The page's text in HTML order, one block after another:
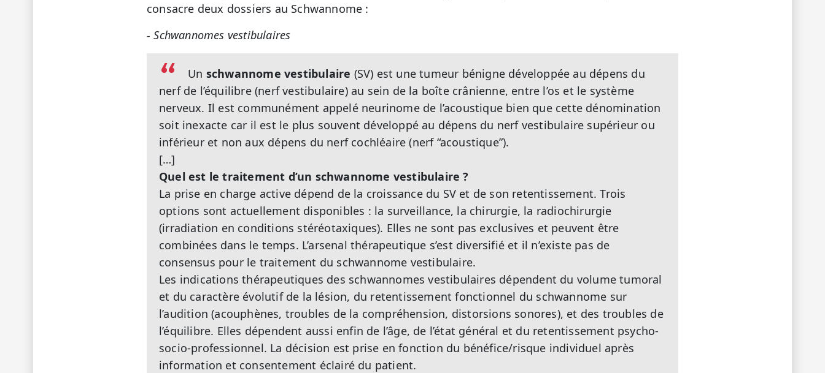
consacre deux dossiers au Schwannome :
- Schwannomes vestibulaires
Un schwannome vestibulaire (SV) est une tumeur bénigne développée au dépens du
nerf de l’équilibre (nerf vestibulaire) au sein de la boîte crânienne, entre l’os et le système
nerveux. Il est communément appelé neurinome de l’acoustique bien que cette dénomination
soit inexacte car il est le plus souvent développé au dépens du nerf vestibulaire supérieur ou
inférieur et non aux dépens du nerf cochléaire (nerf “acoustique”).
[…]
Quel est le traitement d’un schwannome vestibulaire ?
La prise en charge active dépend de la croissance du SV et de son retentissement. Trois
options sont actuellement disponibles : la surveillance, la chirurgie, la radiochirurgie
(irradiation en conditions stéréotaxiques). Elles ne sont pas exclusives et peuvent être
combinées dans le temps. L’arsenal thérapeutique s’est diversifié et il n’existe pas de
consensus pour le traitement du schwannome vestibulaire.
Les indications thérapeutiques des schwannomes vestibulaires dépendent du volume tumoral
et du caractère évolutif de la lésion, du retentissement fonctionnel du schwannome sur
l’audition (acouphènes, troubles de la compréhension, distorsions sonores), et des troubles de
l’équilibre. Elles dépendent aussi enfin de l’âge, de l’état général et du retentissement psycho-
socio-professionnel. La décision est prise en fonction du bénéfice/risque individuel après
information et consentement éclairé du patient.